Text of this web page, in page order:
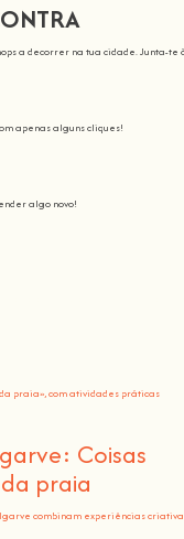
a decorrer na tua cidade. Junta-te
apenas alguns cliques!
algo novo!
Coisas
praia
combinam experiências